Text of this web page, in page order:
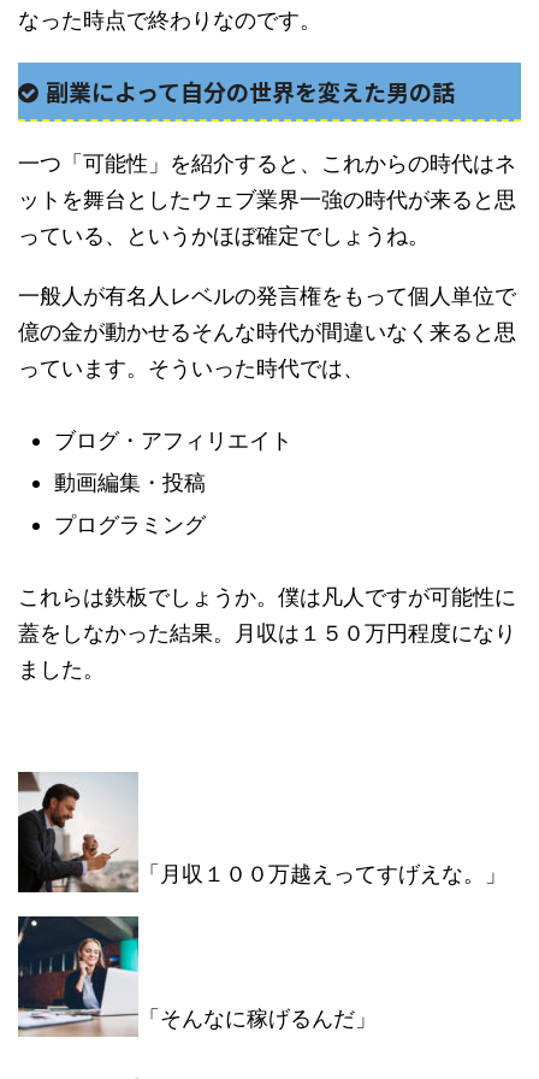
なった時点で終わりなのです。
副業によって自分の世界を変えた男の話
一つ「可能性」を紹介すると、これからの時代はネ
ットを舞台としたウェブ業界一強の時代が来ると思
っている、というかほぼ確定でしょうね。
一般人が有名人レベルの発言権をもって個人単位で
億の金が動かせるそんな時代が間違いなく来ると思
っています。そういった時代では、
ブログ・アフィリエイト
動画編集・投稿
プログラミング
これらは鉄板でしょうか。僕は凡人ですが可能性に
蓋をしなかった結果。月収は１５０万円程度になり
ました。
「月収１００万越えってすげえな。」
「そんなに稼げるんだ」